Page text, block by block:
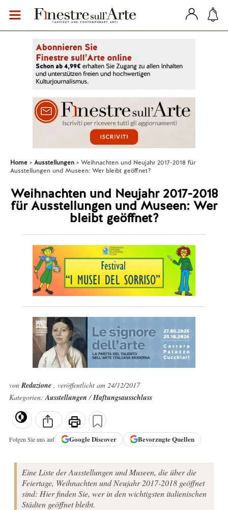
Home Ausstellungen
Weihnachten und Neujahr 2017-2018 für
Ausstellungen und Museen: Wer bleibt geöffnet?
Weihnachten und Neujahr 2017-2018
für Ausstellungen und Museen: Wer
bleibt geöffnet?
vonRedazione , veröffentlicht am 24/12/2017
Kategorien:Ausstellungen/Haftungsausschluss
Folgen Sie uns auf GoogleDiscover Bevorzugte Quellen
Eine Liste der Ausstellungen und Museen, die über die
Feiertage, Weihnachten und Neujahr 2017-2018 geöffnet
sind: Hier finden Sie, wer in den wichtigsten italienischen
Städten geöffnet bleibt.